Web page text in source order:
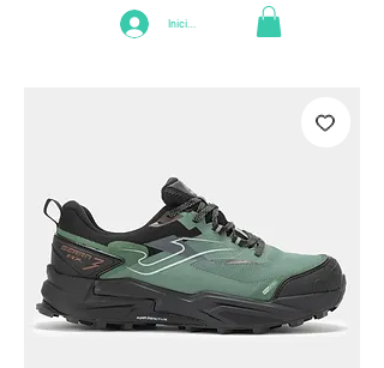
Iniciar Sesión